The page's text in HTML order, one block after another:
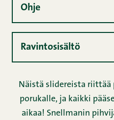
Ohje
Ravintosisältö
Näistä slidereista
porukalle, ja kaikki
aikaa! Snellmanin